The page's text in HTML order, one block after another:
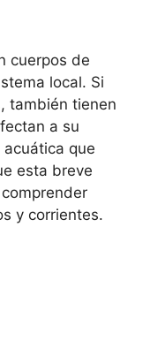
cuerpos de
local. Si
también tienen
a su
que
esta breve
y corrientes.